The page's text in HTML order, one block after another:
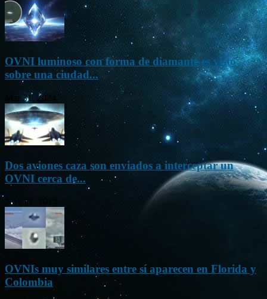
OVNI luminoso con forma de diamante es visto
sobre una ciudad...
Mar 31, 2024
Dos aviones caza son enviados a interceptar un
OVNI cerca de...
Nov 22, 2023
OVNIs muy similares entre sí aparecen en Florida y
Colombia